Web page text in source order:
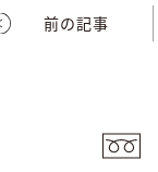
前の記事